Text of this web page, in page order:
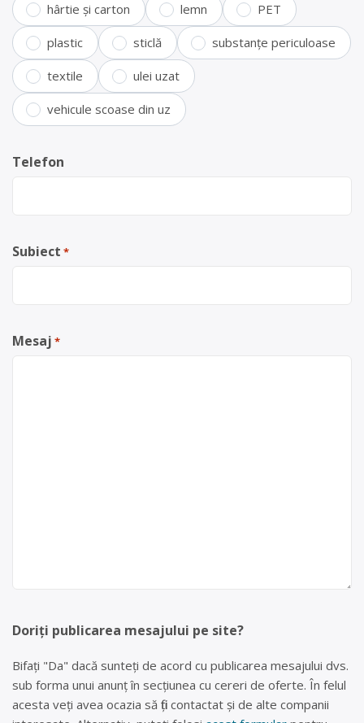
hârtie și carton lemn PET
plastic sticlă substanțe periculoase
textile ulei uzat
vehicule scoase din uz
Telefon
Subiect *
Mesaj *
Doriți publicarea mesajului pe site?
Bifați "Da" dacă sunteți de acord cu publicarea mesajului dvs.
sub forma unui anunț în secțiunea cu cereri de oferte. În felul
acesta veți avea ocazia să fiți contactat și de alte companii